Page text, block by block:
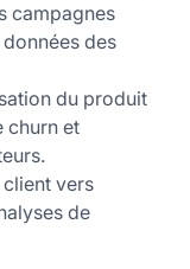
campagnes
des
du produit
churn et
vers
de